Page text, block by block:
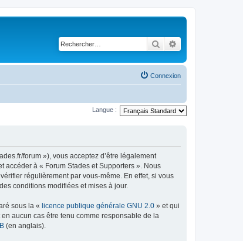
Rechercher
Connexion
Langue :
forum »), vous acceptez d’être légalement
accéder à « Forum Stades et Supporters ». Nous
régulièrement par vous-même. En effet, si vous
conditions modifiées et mises à jour.
sous la « licence publique générale GNU 2.0 » et qui
aucun cas être tenu comme responsable de la
(en anglais).